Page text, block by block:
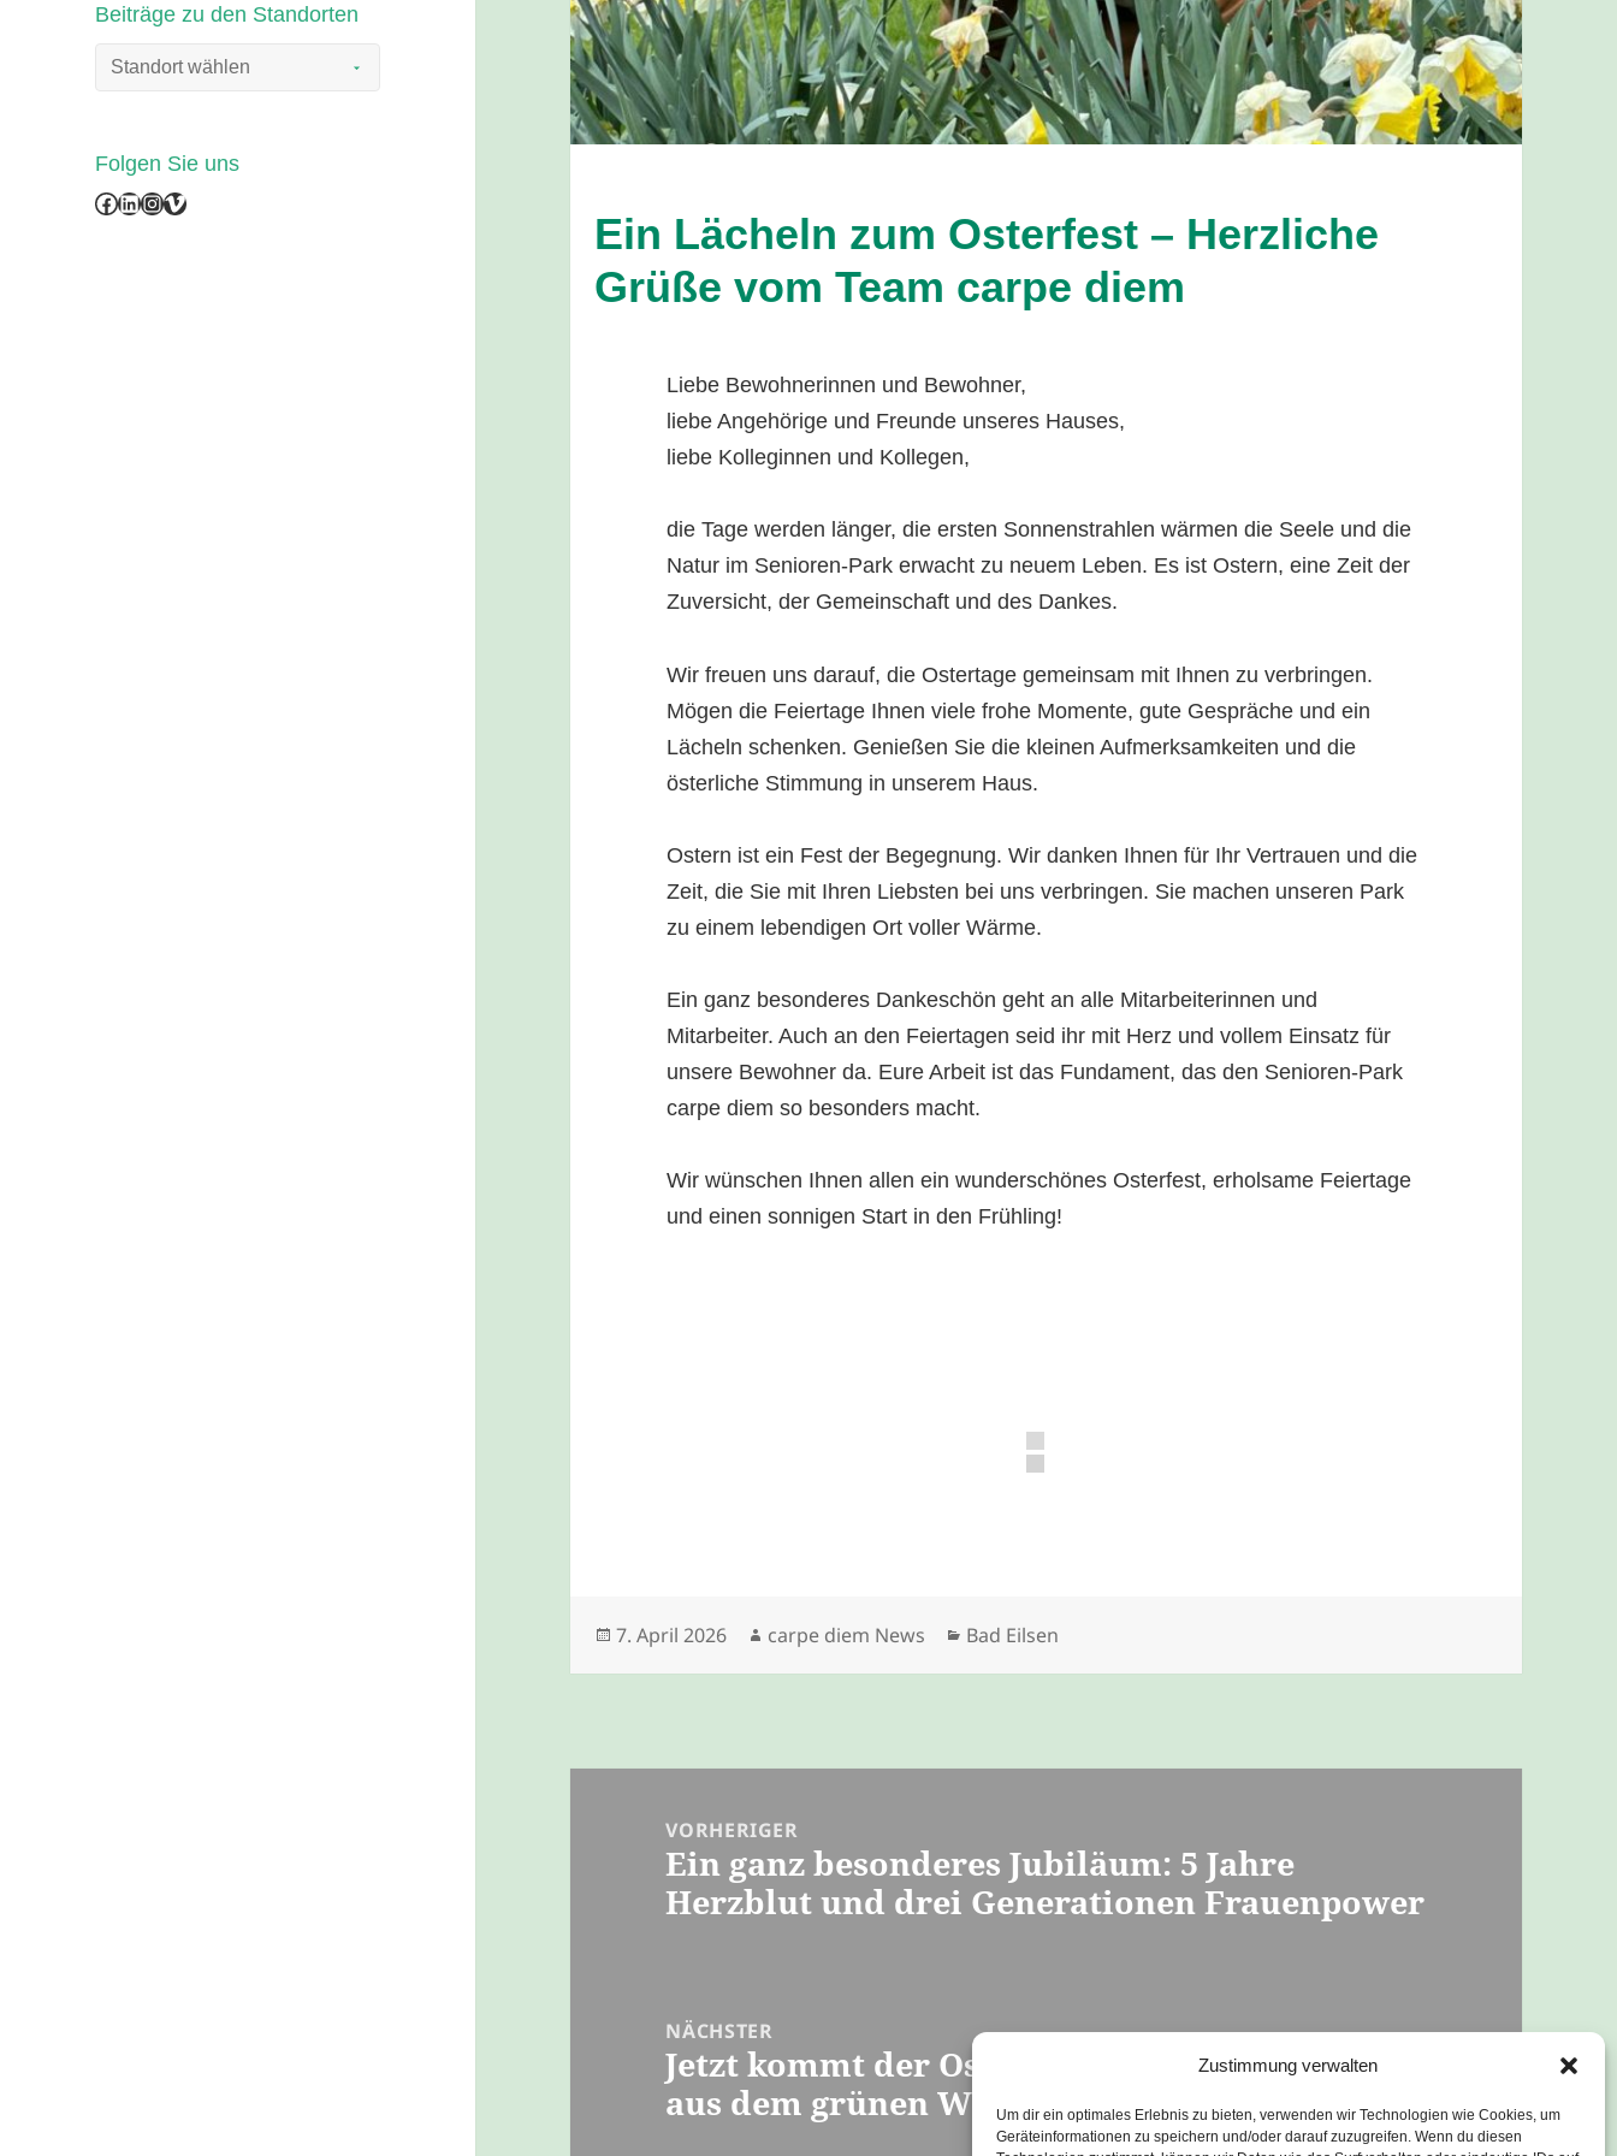
Zustimmung verwalten
Um dir ein optimales Erlebnis zu bieten, verwenden wir Technologien wie Cookies, um
Geräteinformationen zu speichern und/oder darauf zuzugreifen. Wenn du diesen
Beiträge zu den Standorten
Folgen Sie uns
Facebook
LinkedIn
Instagram
Vimeo
Ein Lächeln zum Osterfest – Herzliche
Grüße vom Team carpe diem
Liebe Bewohnerinnen und Bewohner,
liebe Angehörige und Freunde unseres Hauses,
liebe Kolleginnen und Kollegen,
die Tage werden länger, die ersten Sonnenstrahlen wärmen die Seele und die
Natur im Senioren-Park erwacht zu neuem Leben. Es ist Ostern, eine Zeit der
Zuversicht, der Gemeinschaft und des Dankes.
Wir freuen uns darauf, die Ostertage gemeinsam mit Ihnen zu verbringen.
Mögen die Feiertage Ihnen viele frohe Momente, gute Gespräche und ein
Lächeln schenken. Genießen Sie die kleinen Aufmerksamkeiten und die
österliche Stimmung in unserem Haus.
Ostern ist ein Fest der Begegnung. Wir danken Ihnen für Ihr Vertrauen und die
Zeit, die Sie mit Ihren Liebsten bei uns verbringen. Sie machen unseren Park
zu einem lebendigen Ort voller Wärme.
Ein ganz besonderes Dankeschön geht an alle Mitarbeiterinnen und
Mitarbeiter. Auch an den Feiertagen seid ihr mit Herz und vollem Einsatz für
unsere Bewohner da. Eure Arbeit ist das Fundament, das den Senioren-Park
carpe diem so besonders macht.
Wir wünschen Ihnen allen ein wunderschönes Osterfest, erholsame Feiertage
und einen sonnigen Start in den Frühling!
Veröffentlicht
7. April 2026 Autor
carpe diem News Kategorien
Bad Eilsen
VORHERIGER
Vorheriger
Beitrag:
Ein ganz besonderes Jubiläum: 5 Jahre
Herzblut und drei Generationen Frauenpower
NÄCHSTER
Nächster
Beitrag:
Jetzt kommt der Osterhase bald, gesprungen
aus dem grünen Wald